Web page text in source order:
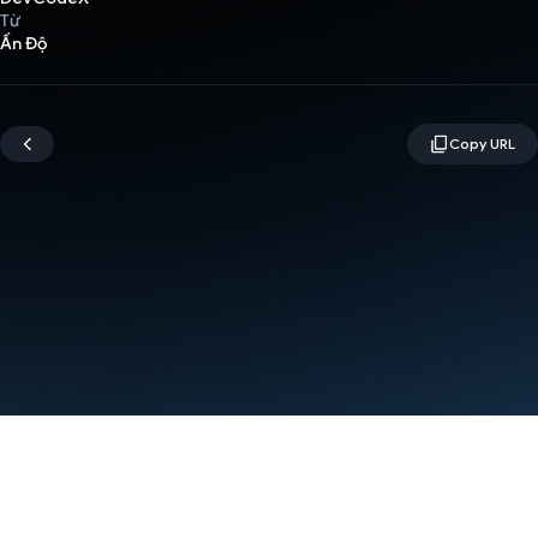
Từ
Ấn Độ